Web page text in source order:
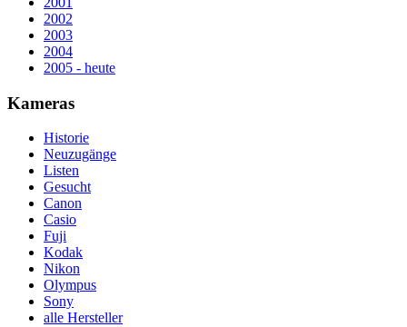
2002
2003
2004
2005 - heute
Kameras
Historie
Neuzugänge
Listen
Gesucht
Canon
Casio
Fuji
Kodak
Nikon
Olympus
Sony
alle Hersteller